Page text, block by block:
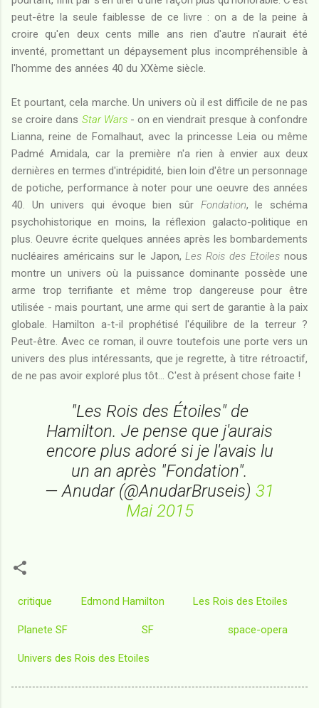
peut-être la seule faiblesse de ce livre : on a de la peine à
croire qu'en deux cents mille ans rien d'autre n'aurait été
inventé, promettant un dépaysement plus incompréhensible à
l'homme des années 40 du XXème siècle.
Et pourtant, cela marche. Un univers où il est difficile de ne pas
se croire dans Star Wars- on en viendrait presque à confondre
Lianna, reine de Fomalhaut, avec la princesse Leia ou même
Padmé Amidala, car la première n'a rien à envier aux deux
dernières en termes d'intrépidité, bien loin d'être un personnage
de potiche, performance à noter pour une oeuvre des années
40. Un univers qui évoque bien sûr Fondation, le schéma
psychohistorique en moins, la réflexion galacto-politique en
plus. Oeuvre écrite quelques années après les bombardements
nucléaires américains sur le Japon,Les Rois des Etoiles nous
montre un univers où la puissance dominante possède une
arme trop terrifiante et même trop dangereuse pour être
utilisée - mais pourtant, une arme qui sert de garantie à la paix
globale. Hamilton a-t-il prophétisé l'équilibre de la terreur ?
Peut-être. Avec ce roman, il ouvre toutefois une porte vers un
univers des plus intéressants, que je regrette, à titre rétroactif,
de ne pas avoir exploré plus tôt... C'est à présent chose faite !
"Les Rois des Étoiles" de
Hamilton. Je pense que j'aurais
encore plus adoré si je l'avais lu
un an après "Fondation".
— Anudar (@AnudarBruseis) 31
Mai 2015
critique Edmond Hamilton Les Rois des Etoiles
Planete SF SF space-opera
Univers des Rois des Etoiles